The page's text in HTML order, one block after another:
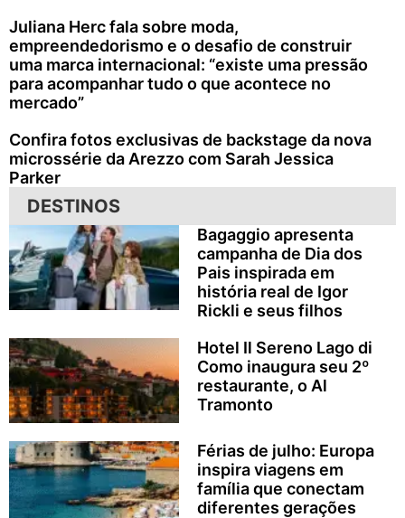
Juliana Herc fala sobre moda,
empreendedorismo e o desafio de construir
uma marca internacional: “existe uma pressão
para acompanhar tudo o que acontece no
mercado”
Confira fotos exclusivas de backstage da nova
microssérie da Arezzo com Sarah Jessica
Parker
DESTINOS
Bagaggio apresenta
campanha de Dia dos
Pais inspirada em
história real de Igor
Rickli e seus filhos
Hotel Il Sereno Lago di
Como inaugura seu 2º
restaurante, o Al
Tramonto
Férias de julho: Europa
inspira viagens em
família que conectam
diferentes gerações